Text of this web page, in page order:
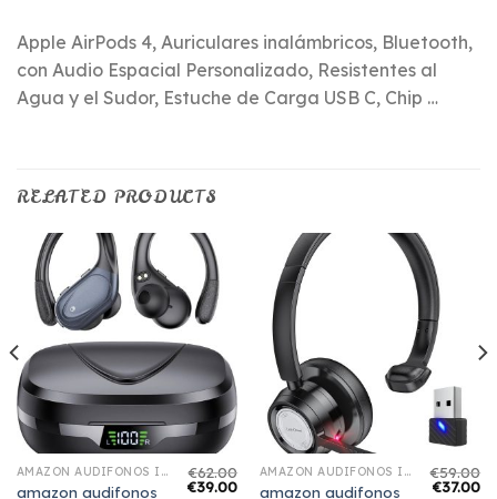
Apple AirPods 4, Auriculares inalámbricos, Bluetooth,
con Audio Espacial Personalizado, Resistentes al
Agua y el Sudor, Estuche de Carga USB C, Chip …
RELATED PRODUCTS
AMAZON AUDIFONOS INALAMBRICOS
amazon audifonos
€62.00
€39.00
AMAZON AUDIFONOS INALAMBRICOS
amazon audifonos
€59.00
€37.00